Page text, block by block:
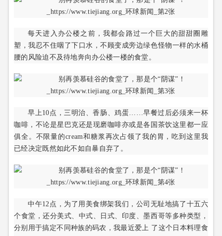
每天进入办公楼之前，我都会路过一个巨大的甜甜圈雕
塑，我忍不住咽了下口水，不顾变成旁边绿色怪物一样的水桶
腰的风险迫不及待地奔向办公楼一楼的食堂。
早上10点，三明治、香肠、鸡蛋……早餐过后必须来一杯
咖啡，不论是星巴克还是现磨咖啡亦或是各国茶饮这里都一应
俱全。不限量的cream和糖浆再次占领了我的胃，吃到这里我
已经决定既然如此不如自暴自弃了。
中午12点，为了用美食绑架我们，公司无耻地搞了十五六
个食堂，还分美式、中式、日式、印度、墨西哥等多种类型，
分别用于搞定不同种族的码农，我最近爱上 了这个日本料理食